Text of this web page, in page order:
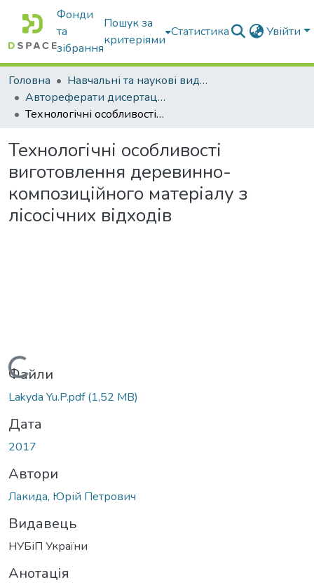
Фонди
та
зібрання
Пошук за
критеріями
Статистика Увійти
Головна
Навчальні та наукові видання
Автореферати дисертацій та дисертації
Технологічні особливості виготовлення деревинно-композиційного матеріалу з лісосічних відходів
Технологічні особливості
виготовлення деревинно-
композиційного матеріалу з
лісосічних відходів
Вантажиться...
Файли
Lakyda Yu.P.pdf(1,52 MB)
Дата
2017
Автори
Лакида, Юрій Петрович
Видавець
НУБіП України
Анотація